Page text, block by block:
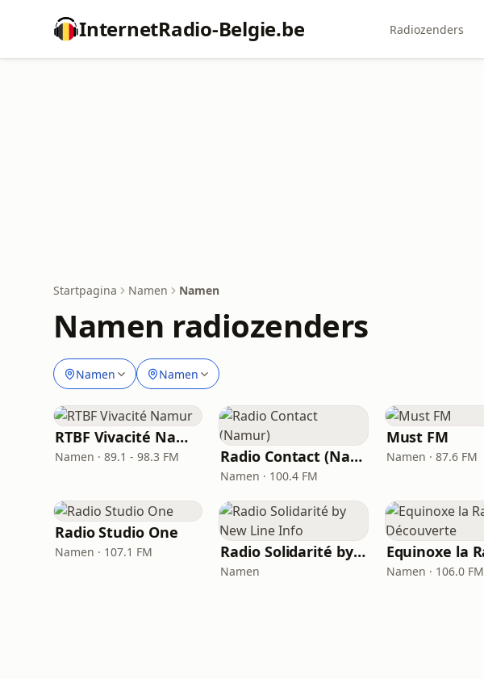
InternetRadio-Belgie.be Radiozenders
Startpagina Namen Namen
Namen radiozenders
Namen Namen
RTBF Vivacité Namur
Namen · 89.1 - 98.3 FM Radio Contact (Namur)
Namen · 100.4 FM
Must FM
Namen · 87.6 FM
Radio Studio One
Namen · 107.1 FM Radio Solidarité by New Line Info
Namen Namen · 106.0 FM